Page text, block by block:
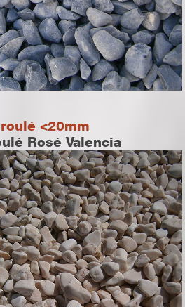
<20mm
Rosé Valencia